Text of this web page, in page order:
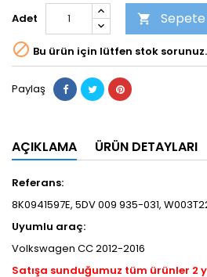
Adet 
 Bu ürün için lütfen stok sorunuz.
Paylaş
AÇIKLAMA ÜRÜN DETAYLARI
Referans:
8K0941597E, 5DV 009 935-031,
Uyumlu araç:
Volkswagen CC 2012-2016
Satışa sunduğumuz tüm ürünler 2